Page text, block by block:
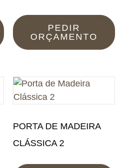
PEDIR
ORÇAMENTO
PORTA DE MADEIRA
CLÁSSICA 2